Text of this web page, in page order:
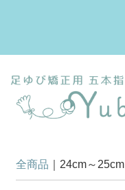
全商品 24cm～25cm